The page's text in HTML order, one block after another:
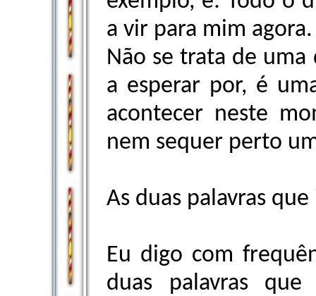
a vir para mim agora.
Não se trata de
a esperar por, é
acontecer neste
nem sequer perto
As duas palavras
Eu digo com
duas palavras